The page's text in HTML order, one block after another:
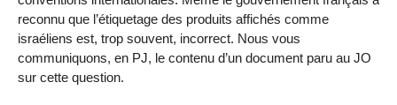
reconnu que l’étiquetage des produits affichés comme
israéliens est, trop souvent, incorrect. Nous vous
communiquons, en PJ, le contenu d’un document paru au JO
sur cette question.